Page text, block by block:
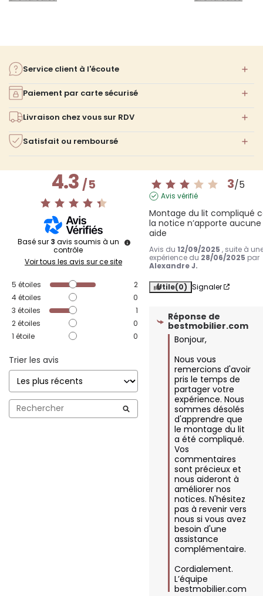
Service client à l'écoute
Paiement par carte sécurisé
Livraison chez vous sur RDV
Satisfait ou remboursé
4.3/5
Basé sur 3 avis soumis à un
contrôle
Voir tous les avis sur ce site
5 étoiles
2
4étoiles
0
3 étoiles
1
2étoiles
0
1 étoile 0
Trier les avis
3/5
Avis vérifié
Montage du lit compliqué
la notice n’apporte aucune
aide
Avis du12/09/2025 , suite à
expérience du 28/06/2025 par
Alexandre J.
Utile(0) Signaler
Réponse de
bestmobilier.com
Bonjour,
Nous vous
remercions d'avoir
pris le temps de
partager votre
expérience. Nous
sommes désolés
d'apprendre que
le montage du lit
a été compliqué.
Vos
commentaires
sont précieux et
nous aideront à
améliorer nos
notices. N'hésitez
pas à revenir vers
nous si vous avez
besoin d'une
assistance
complémentaire.
Cordialement.
L’équipe
bestmobilier.com